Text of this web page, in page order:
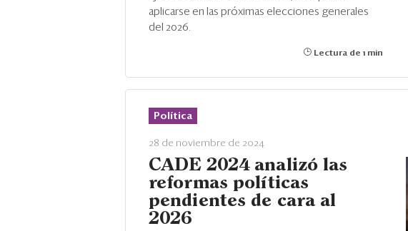
aplicarse en las próximas elecciones generales
del 2026.
Lectura de 1 min
Política
28 de noviembre de 2024
CADE 2024 analizó las
reformas políticas
pendientes de cara al
2026